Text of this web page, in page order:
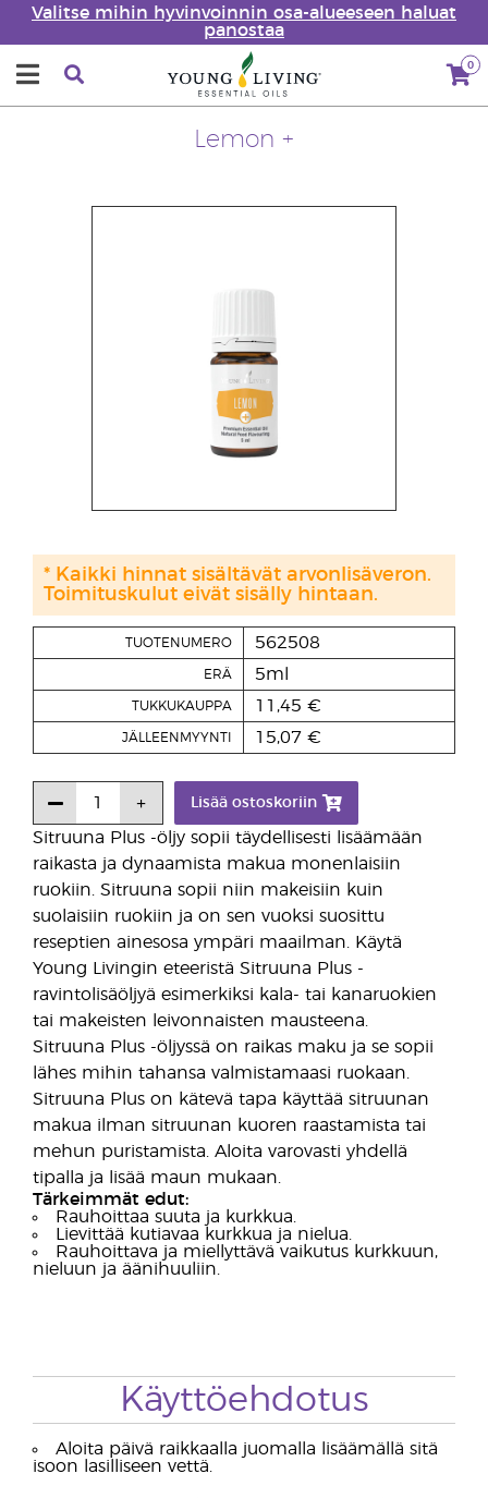
Valitse mihin hyvinvoinnin osa-alueeseen haluat
panostaa
0
Lemon +
Sitruuna Plus -öljy sopii täydellisesti lisäämään
raikasta ja dynaamista makua monenlaisiin
ruokiin. Sitruuna sopii niin makeisiin kuin
suolaisiin ruokiin ja on sen vuoksi suosittu
reseptien ainesosa ympäri maailman. Käytä
Young Livingin eteeristä Sitruuna Plus -
ravintolisäöljyä esimerkiksi kala- tai kanaruokien
tai makeisten leivonnaisten mausteena.
Sitruuna Plus -öljyssä on raikas maku ja se sopii
lähes mihin tahansa valmistamaasi ruokaan.
Sitruuna Plus on kätevä tapa käyttää sitruunan
makua ilman sitruunan kuoren raastamista tai
mehun puristamista. Aloita varovasti yhdellä
tipalla ja lisää maun mukaan.
Tärkeimmät edut:
Rauhoittaa suuta ja kurkkua.
Lievittää kutiavaa kurkkua ja nielua.
Rauhoittava ja miellyttävä vaikutus kurkkuun,
nieluun ja äänihuuliin.
TUOTENUMERO 562508
ERÄ 5ml
TUKKUKAUPPA 11,45 €
JÄLLEENMYYNTI 15,07 €
Lisää ostoskoriin
* Kaikki hinnat sisältävät arvonlisäveron.
Toimituskulut eivät sisälly hintaan.
Käyttöehdotus
Aloita päivä raikkaalla juomalla lisäämällä sitä
isoon lasilliseen vettä.